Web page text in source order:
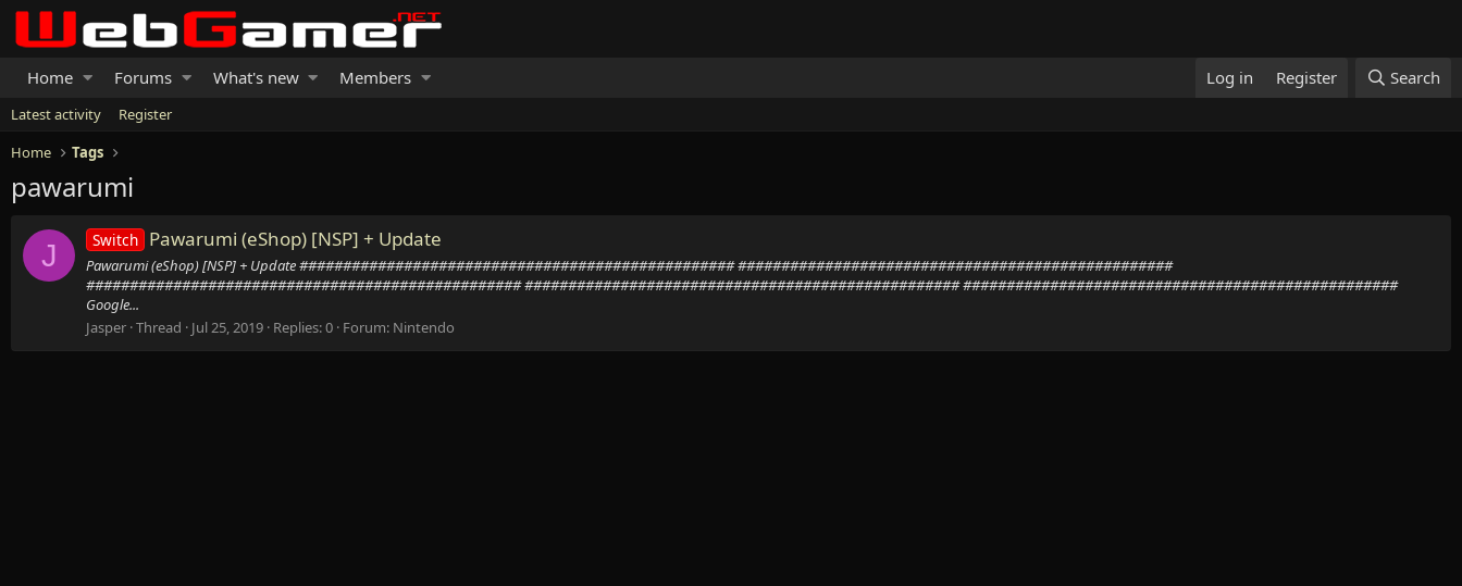
Home Forums What's new Members Log in Register Search
Latest activity
Register
Home
Tags
pawarumi
J Switch Pawarumi (eShop) [NSP] + Update
Pawarumi (eShop) [NSP] + Update ################################################## ##################################################
################################################## ################################################## ##################################################
Google...
Jasper Thread Jul 25, 2019 Replies: 0 Forum: Nintendo